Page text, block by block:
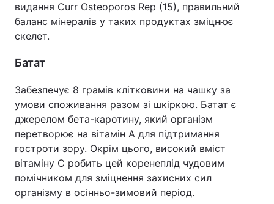
видання Curr Osteoporos Rep (15), правильний
баланс мінералів у таких продуктах зміцнює
скелет.
Батат
Забезпечує 8 грамів клітковини на чашку за
умови споживання разом зі шкіркою. Батат є
джерелом бета-каротину, який організм
перетворює на вітамін А для підтримання
гостроти зору. Окрім цього, високий вміст
вітаміну С робить цей коренеплід чудовим
помічником для зміцнення захисних сил
організму в осінньо-зимовий період.